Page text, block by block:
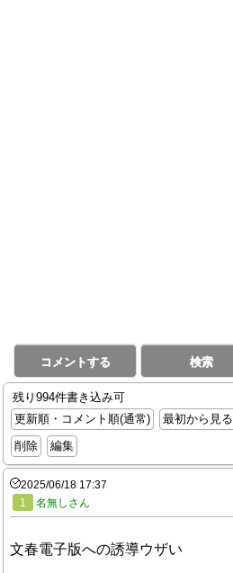
コメントする 検索
残り994件書き込み可
更新順・コメント順(通常)
最初から見る
削除
編集
2025/06/18 17:37
1
名無しさん
文春電子版への誘導ウザい